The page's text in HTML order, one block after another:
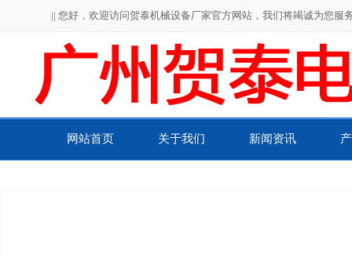
|| 您好，欢迎访问贺泰机械设备厂家官方网站，我们将竭诚为您
网站首页 关于我们 新闻资讯